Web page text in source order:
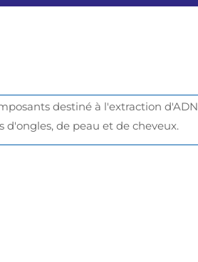
destiné à l'extraction d'ADN
de peau et de cheveux.